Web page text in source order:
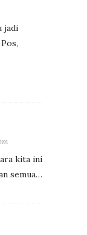
jadi
kita ini
semua…